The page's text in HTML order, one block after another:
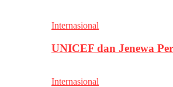
Internasional
UNICEF dan Jenewa
Internasional